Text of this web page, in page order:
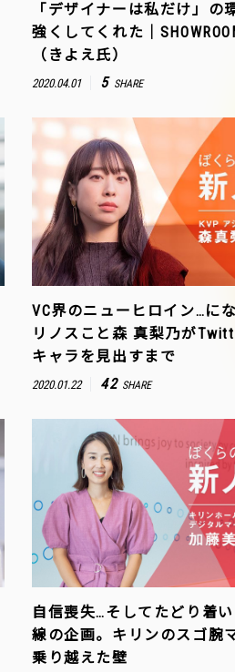
「デザイナーは私だけ」の
強くしてくれた｜
（きよえ氏）
2020.04.01 5 SHARE
VC界のニューヒロイン…に
リノスこと森 真梨乃が
キャラを見出すまで
2020.01.22 42 SHARE
自信喪失…そしてたどり着
線の企画。キリンのスゴ腕
乗り越えた壁